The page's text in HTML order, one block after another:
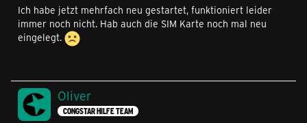
Ich habe jetzt mehrfach neu gestartet, funktioniert leider
immer noch nicht. Hab auch die SIM Karte noch mal neu
eingelegt.
Oliver
CONGSTAR HILFE TEAM